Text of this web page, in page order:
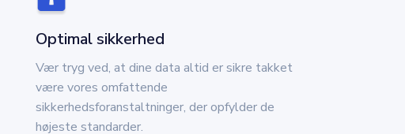
Optimal sikkerhed
Vær tryg ved, at dine data altid er sikre takket
være vores omfattende
sikkerhedsforanstaltninger, der opfylder de
højeste standarder.